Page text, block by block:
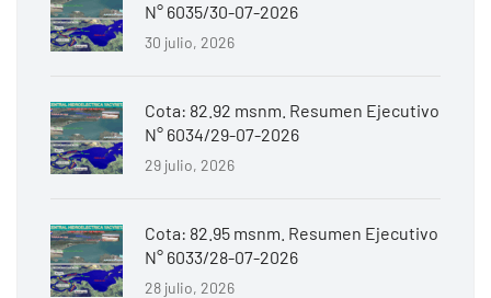
N° 6035/30-07-2026
30 julio, 2026
Cota: 82.92 msnm. Resumen Ejecutivo
N° 6034/29-07-2026
29 julio, 2026
Cota: 82.95 msnm. Resumen Ejecutivo
N° 6033/28-07-2026
28 julio, 2026